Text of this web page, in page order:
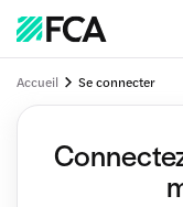
Accueil Se connecter